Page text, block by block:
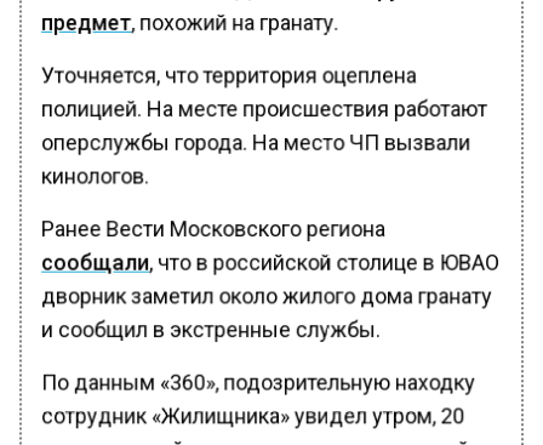
предмет, похожий на гранату.
Уточняется, что территория оцеплена
полицией. На месте происшествия работают
оперслужбы города. На место ЧП вызвали
кинологов.
Ранее Вести Московского региона
сообщали, что в российской столице в ЮВАО
дворник заметил около жилого дома гранату
и сообщил в экстренные службы.
По данным «360», подозрительную находку
сотрудник «Жилищника» увидел утром, 20